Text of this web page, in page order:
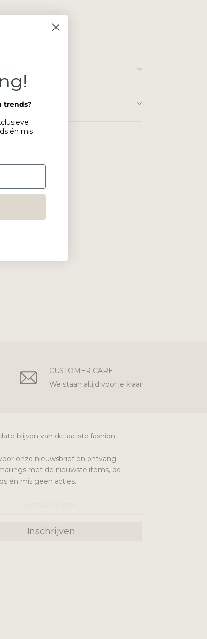
CUSTOMER CARE
We staan altijd voor je klaar
blijven van de laatste fashion
onze nieuwsbrief en ontvang
met de nieuwste items, de
én mis geen acties.
Inschrijven
trends?
én mis